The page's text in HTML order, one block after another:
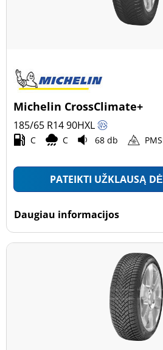
Michelin CrossClimate+
185/65 R1490HXL
C C 68 db
PATEIKTI UŽKLAUSĄ
Daugiau informacijos